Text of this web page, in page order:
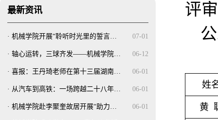
最新资讯
07-01
· 机械学院开展“聆听时光里的誓言…
06-12
· 轴心运转，三球齐发——机械学院…
06-01
· 喜报：王丹琦老师在第十三届湖南…
06-01
· 从汽车到高铁：一场跨越二十八年…
06-01
· 机械学院赴李聚奎故居开展“助力…
评
姓
黄